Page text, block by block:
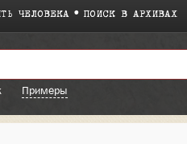
ЧЕЛОВЕКА ПОИСК В АРХИВАХ
Примеры